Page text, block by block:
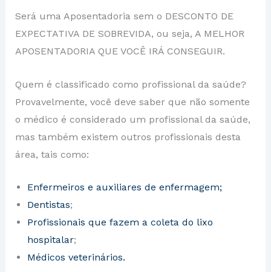
Será uma Aposentadoria sem o DESCONTO DE
EXPECTATIVA DE SOBREVIDA, ou seja, A MELHOR
APOSENTADORIA QUE VOCÊ IRÁ CONSEGUIR.
Quem é classificado como profissional da saúde?
Provavelmente, você deve saber que não somente
o médico é considerado um profissional da saúde,
mas também existem outros profissionais desta
área, tais como:
Enfermeiros e auxiliares de enfermagem;
Dentistas;
Profissionais que fazem a coleta do lixo
hospitalar;
Médicos veterinários.